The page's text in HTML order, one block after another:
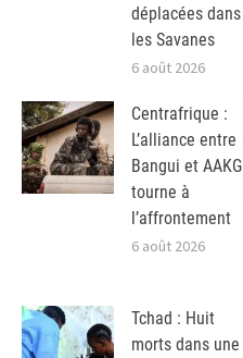
déplacées dans
les Savanes
6 août 2026
Centrafrique :
L’alliance entre
Bangui et AAKG
tourne à
l’affrontement
6 août 2026
Tchad : Huit
morts dans une